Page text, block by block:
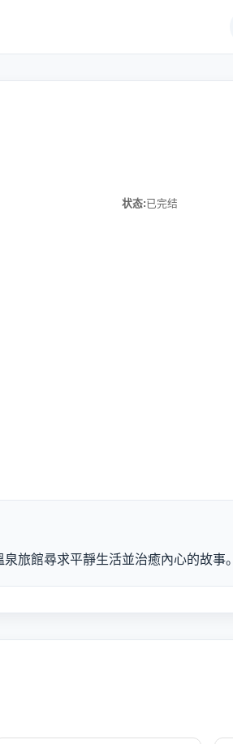
状态:已完结
旅館尋求平靜生活並治癒內心的故事。